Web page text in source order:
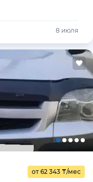
8 июля
от 62 343 ₸/мес